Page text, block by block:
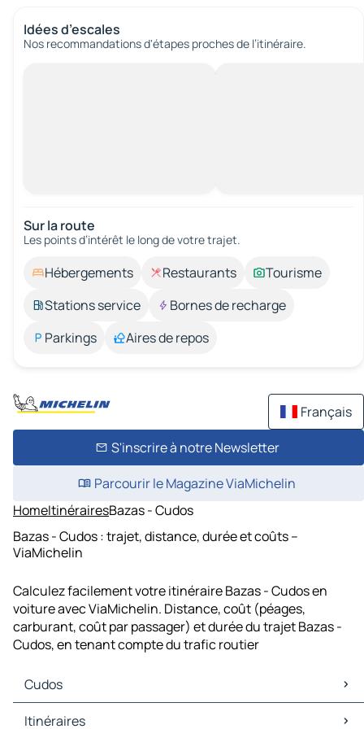
Idées d’escales
Nos recommandations d'étapes proches de l’itinéraire.
Sur la route
Les points d’intérêt le long de votre trajet.
Hébergements Restaurants
Tourisme
Stations service
Bornes de recharge
Parkings
Aires de repos
Français
S'inscrire à notre Newsletter
Parcourir le Magazine ViaMichelin
HomeItinérairesBazas - Cudos
Bazas - Cudos : trajet, distance, durée et coûts –
ViaMichelin
Calculez facilement votre itinéraire Bazas - Cudos en
voiture avec ViaMichelin. Distance, coût (péages,
carburant, coût par passager) et durée du trajet Bazas -
Cudos, en tenant compte du trafic routier
Cudos
Cudos Cartes et plans
Itinéraires